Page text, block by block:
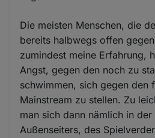
Die meisten Menschen, die
bereits halbwegs offen
zumindest meine Erfahrung,
Angst, gegen den noch zu
schwimmen, sich gegen den
Mainstream zu stellen. Zu
man sich dann nämlich in der
Außenseiters, des